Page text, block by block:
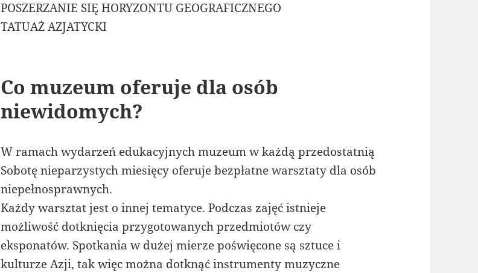
POSZERZANIE SIĘ HORYZONTU GEOGRAFICZNEGO
TATUAŻ AZJATYCKI
Co muzeum oferuje dla osób
niewidomych?
W ramach wydarzeń edukacyjnych muzeum w każdą przedostatnią
Sobotę nieparzystych miesięcy oferuje bezpłatne warsztaty dla osób
niepełnosprawnych.
Każdy warsztat jest o innej tematyce. Podczas zajęć istnieje
możliwość dotknięcia przygotowanych przedmiotów czy
eksponatów. Spotkania w dużej mierze poświęcone są sztuce i
kulturze Azji, tak więc można dotknąć instrumenty muzyczne